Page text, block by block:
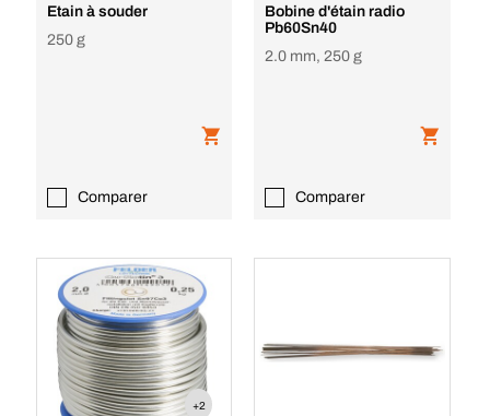
Etain à souder
250 g
Comparer
Bobine d'étain radio
Pb60Sn40
2.0 mm, 250 g
Comparer
+2